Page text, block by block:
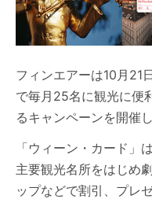
フィンエアーは10月21
で毎月25名に観光に便
るキャンペーンを開催し
「ウィーン・カード」
主要観光名所をはじめ
ップなどで割引、プレ